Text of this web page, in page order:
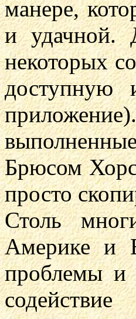
манере,
и удачной.
некоторых
доступную
Брюсом
просто
Столь
Америке и
проблемы и